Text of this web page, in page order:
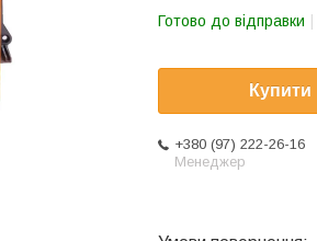
Готово до відправки
Купити
+380 (97) 222-26-16
Менеджер